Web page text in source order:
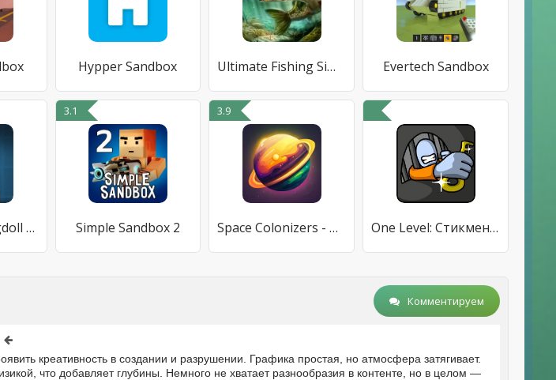
Hypper Sandbox Ultimate Fishing Simulator Evertech Sandbox
Peach Play: Ragdoll Sandbox
3.1
Simple Sandbox 2
3.9
Space Colonizers - The Sandbox One Level: Стикмен побег из тюрьмы
Комментируем
креативность в создании и разрушении. Графика простая, но атмосфера затягивает.
что добавляет глубины. Немного не хватает разнообразия в контенте, но в целом —